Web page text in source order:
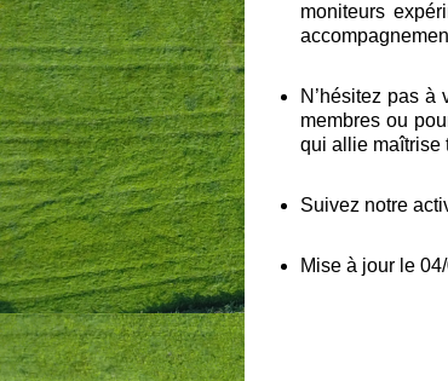
moniteurs
N’hésitez pas
membres ou
qui allie maîtrise
Suivez notre
Mise à jour le